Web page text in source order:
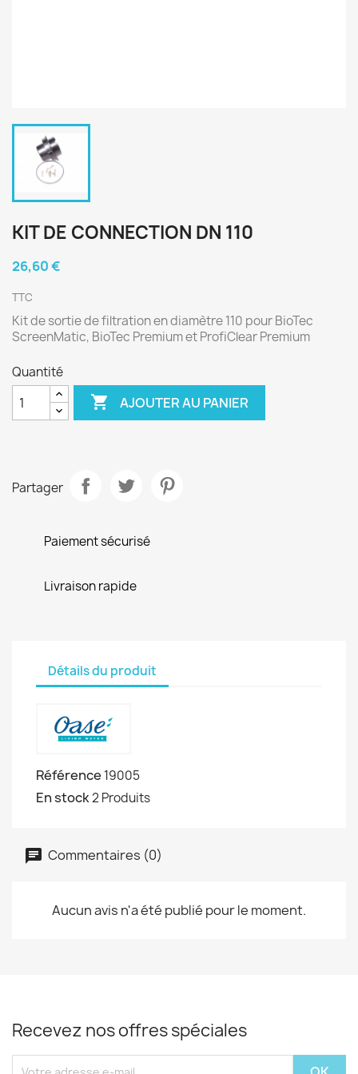
KIT DE CONNECTION DN 110
26,60 €
TTC
Kit de sortie de filtration en diamètre 110 pour BioTec
ScreenMatic, BioTec Premium et ProfiClear Premium
Quantité
 AJOUTER AU PANIER
Partager
Paiement sécurisé
Livraison rapide
Détails du produit
Référence 19005
En stock2 Produits
Commentaires (0)
Aucun avis n'a été publié pour le moment.
Recevez nos offres spéciales